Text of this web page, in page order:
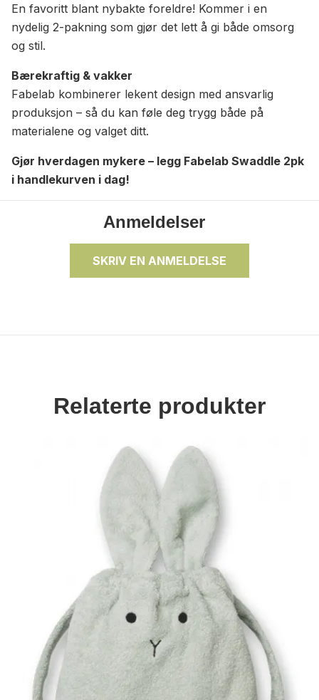
En favoritt blant nybakte foreldre! Kommer i en
nydelig 2-pakning som gjør det lett å gi både omsorg
og stil.
Bærekraftig & vakker
Fabelab kombinerer lekent design med ansvarlig
produksjon – så du kan føle deg trygg både på
materialene og valget ditt.
Gjør hverdagen mykere – legg Fabelab Swaddle 2pk
i handlekurven i dag!
Anmeldelser
SKRIV EN ANMELDELSE
Relaterte produkter